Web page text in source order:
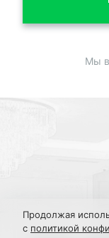
Мы в
Продолжая
с политикой